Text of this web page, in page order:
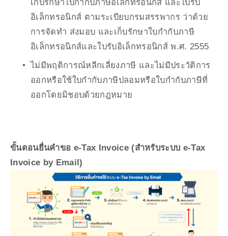
เก็บรักษาใบกํากับภาษีอิเล็กทรอนิกส์ และใบรับ
อิเล็กทรอนิกส์ ตามระเบียบกรมสรรพากร ว่าด้วย
การจัดทํา ส่งมอบ และเก็บรักษาใบกํากับภาษี
อิเล็กทรอนิกส์และใบรับอิเล็กทรอนิกส์ พ.ศ. 2555
ไม่มีพฤติการณ์หลีกเลี่ยงภาษี และไม่มีประวัติการ
ออกหรือใช้ใบกํากับภาษีปลอมหรือใบกํากับภาษีที่
ออกโดยมิชอบด้วยกฎหมาย
ขั้นตอนยื่นคำขอ e-Tax Invoice (สำหรับระบบ e-Tax
Invoice by Email)